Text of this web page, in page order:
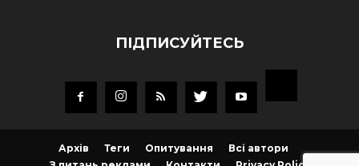
ПІДПИСУЙТЕСЬ
Архів Теги Опитування
Всі автори